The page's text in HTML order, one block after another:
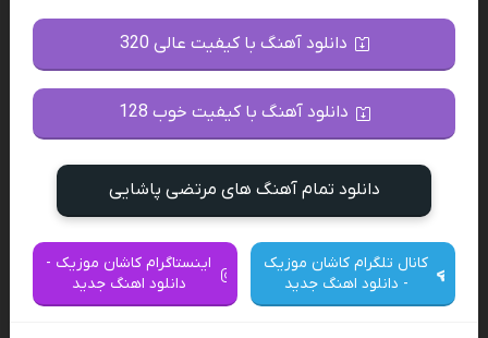
دانلود آهنگ با کیفیت عالی 320
دانلود آهنگ با کیفیت خوب 128
دانلود تمام آهنگ های مرتضی پاشایی
کانال تلگرام کاشان موزیک
- دانلود اهنگ جدید
اینستاگرام کاشان موزیک -
دانلود اهنگ جدید